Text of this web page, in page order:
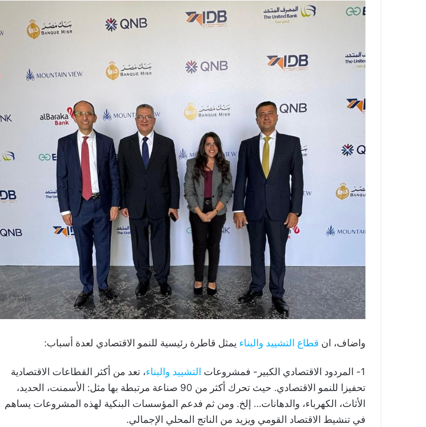
واضاف، ان قطاع التشييد والبناء يمثل قاطرة رئيسية للنمو الاقتصادي لعدة أسباب:
1- المردود الاقتصادي الكبير- فمشروعات التشييد والبناء، تعد من أكثر القطاعات الاقتصادية
تحفيزا للنمو الاقتصادي. حيث تحرك أكثر من 90 صناعة مرتبطة بها مثل: الأسمنت، الحديد،
الأثاث، الكهرباء، والدهانات… إلخ. ومن ثم فدعم المؤسسات البنكية لهذه المشروعات يساهم
في تنشيط الاقتصاد القومي ويزيد من الناتج المحلي الإجمالي.